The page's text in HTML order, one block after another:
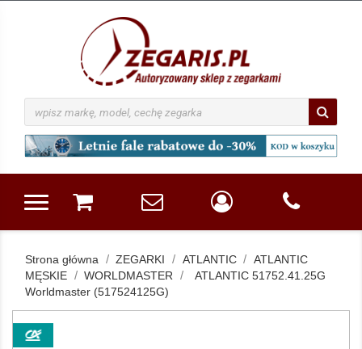
Strona główna ZEGARKI ATLANTIC
ATLANTIC
MĘSKIE
WORLDMASTER
ATLANTIC 51752.41.25G
Worldmaster (517524125G)